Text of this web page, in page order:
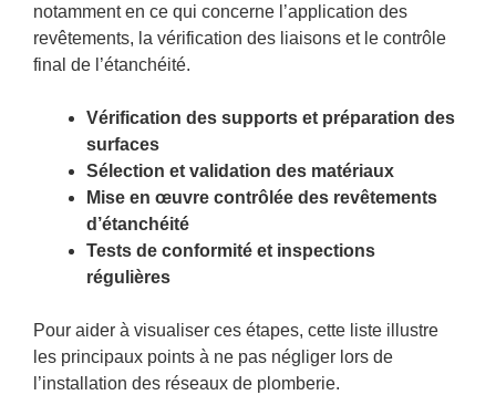
notamment en ce qui concerne l’application des
revêtements, la vérification des liaisons et le contrôle
final de l’étanchéité.
Vérification des supports et préparation des
surfaces
Sélection et validation des matériaux
Mise en œuvre contrôlée des revêtements
d’étanchéité
Tests de conformité et inspections
régulières
Pour aider à visualiser ces étapes, cette liste illustre
les principaux points à ne pas négliger lors de
l’installation des réseaux de plomberie.